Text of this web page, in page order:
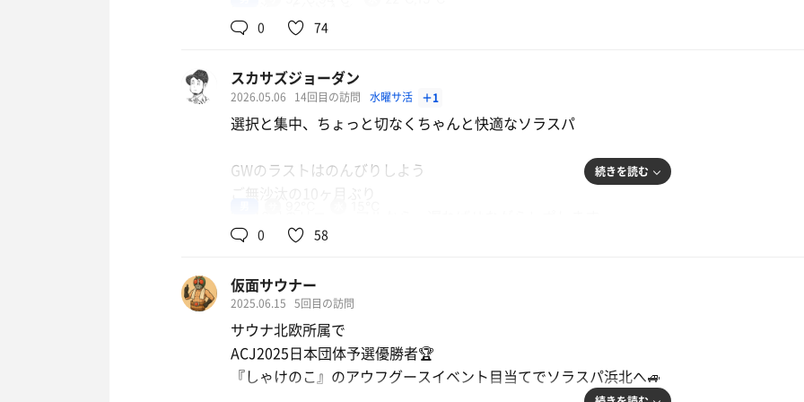
本日第2Rは, 実家から一番近いが, 一度も来たことのなかった『SOLA SPA 浜北温泉』へ♨️
24:00までの営業で, 23:30最終受付。
22:30くらいにIN。
入口までのｲﾍﾞﾝﾄｽｹｼﾞｭｰﾙなどの看板を見ると, ｱｳﾌｸﾞｰｽｲﾍﾞﾝﾄもちょこちょこやっているよ
ｻｳ活ｽﾀﾝﾌﾟﾗﾘｰ対象施設で, ｽﾀﾝﾌﾟｹﾞｯﾄで15施設完了♨️
脱衣所から浴室に入ると, 正面に大きな炭酸泉, 右側から後ろに行くかたちで洗い場, 左手
ｻ室は, 3段で1段につき10人計30人,一番下の床にも座ったら40人は入れるｷｬﾊﾟで, TVｱﾘ,
ｽﾄｰﾌﾞ, 正面左手にﾛｳﾘｭｽﾄｰﾌﾞがあり, 定時開催でｽﾀｯﾌによるﾛｳﾘｭｲﾍﾞﾝﾄがあるようだ🔥
0 74
スカサズジョーダン
2026.05.06 14回目の訪問 水曜サ活 ＋1
選択と集中、ちょっと切なくちゃんと快適なソラスパ
GWのラストはのんびりしよう
まず大きな変更点は
チェックイン時の前払いシステム
以前は精算時かなり混雑していたので
嬉しい改善点
続きを読む
0 58
仮面サウナー
2025.06.15 5回目の訪問
サウナ北欧所属で
ACJ2025日本団体予選優勝者🏆
『しゃけのこ』のアウフグースイベント目当てでソラスパ浜北へ🚙